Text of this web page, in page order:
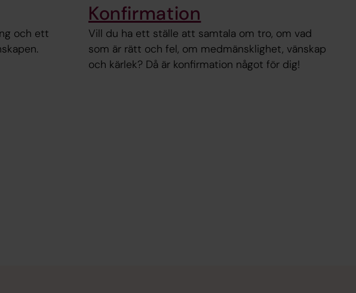
och ett
Konfirmation
Vill du ha ett ställe att samtala om tro, om vad
som är rätt och fel, om medmänsklighet, vänskap
och kärlek? Då är konfirmation något för dig!